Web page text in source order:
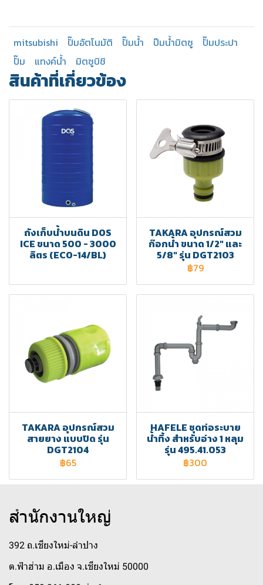
mitsubishi ปั๊มอัตโนมัติ ปั๊มน้ำ ป๊มน้ำมิตซู
ปั๊มประปา
ปั๊ม
แทงค์น้ำ มิตซูบิชิ
สินค้าที่เกี่ยวข้อง
ถังเก็บน้ำบนดิน DOS
ICE ขนาด 500 - 3000
ลิตร (ECO-14/BL)
TAKARA อุปกรณ์สวม
ก๊อกน้ำ ขนาด 1/2" และ
5/8" รุ่น DGT2103
฿79
TAKARA อุปกรณ์สวม
สายยาง แบบปิด รุ่น
DGT2104
฿65
HAFELE ชุดท่อระบาย
น้ำทิ้ง สำหรับอ่าง 1 หลุม
รุ่น 495.41.053
฿300
สำนักงานใหญ่
392 ถ.เชียงใหม่-ลำปาง
ต.ฟ้าฮ่าม อ.เมือง จ.เชียงใหม่ 50000